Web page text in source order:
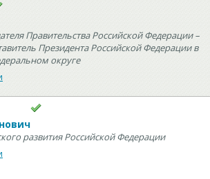
Правительства Российской Федерации –
Президента Российской Федерации в
округе
развития Российской Федерации